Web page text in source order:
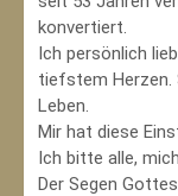
konvertiert.
Ich persönlich
tiefstem Herzen.
Leben.
Mir hat diese
Ich bitte alle,
Der Segen